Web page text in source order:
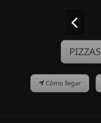
PIZZAS
Cómo llegar